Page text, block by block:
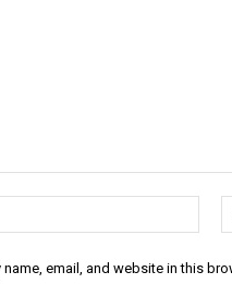
name, email, and website in this